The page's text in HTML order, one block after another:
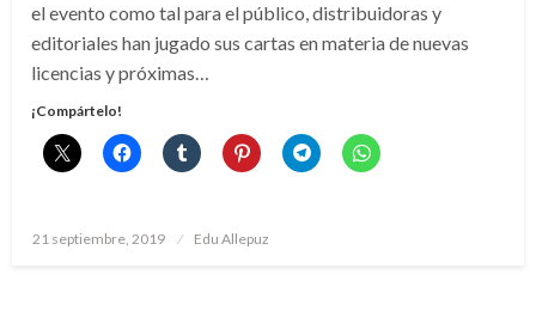
el evento como tal para el público, distribuidoras y
editoriales han jugado sus cartas en materia de nuevas
licencias y próximas…
¡Compártelo!
Publicado
21 septiembre, 2019 Edu Allepuz